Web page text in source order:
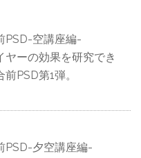
PSD-空講座編-
ヤーの効果を研究でき
PSD第1弾。
PSD-夕空講座編-